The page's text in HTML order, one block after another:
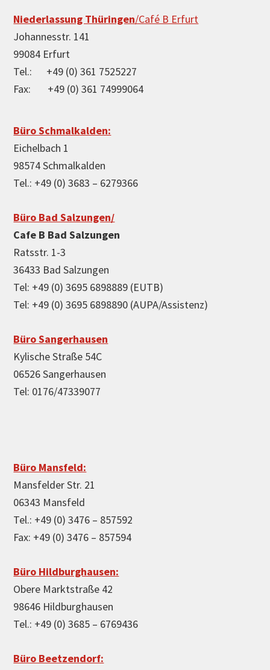
Niederlassung Thüringen/Café B Erfurt
Johannesstr. 141
99084 Erfurt
Tel.: +49 (0) 361 7525227
Fax: +49 (0) 361 74999064
Büro Schmalkalden:
Eichelbach 1
98574 Schmalkalden
Tel.: +49 (0) 3683 – 6279366
Büro Bad Salzungen/
Cafe B Bad Salzungen
Ratsstr. 1-3
36433 Bad Salzungen
Tel: +49 (0) 3695 6898889 (EUTB)
Tel: +49 (0) 3695 6898890 (AUPA/Assistenz)
Büro Sangerhausen
Kylische Straße 54C
06526 Sangerhausen
Tel: 0176/47339077
Büro Mansfeld:
Mansfelder Str. 21
06343 Mansfeld
Tel.: +49 (0) 3476 – 857592
Fax: +49 (0) 3476 – 857594
Büro Hildburghausen:
Obere Marktstraße 42
98646 Hildburghausen
Tel.: +49 (0) 3685 – 6769436
Büro Beetzendorf: